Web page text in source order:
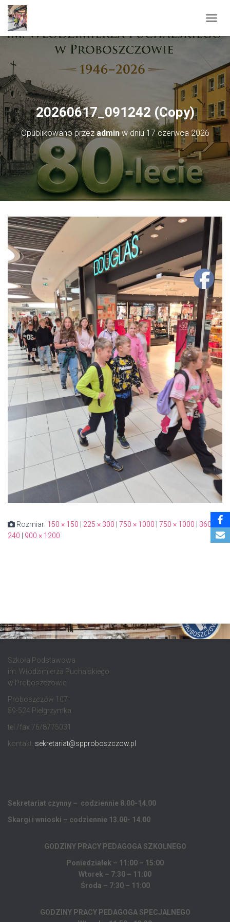
20260617_091242 (Copy)
Opublikowano przezadminw dniu17 czerwca 2026
Rozmiar: 150 × 150 225 × 300 750 × 1000 750 × 1000
360 ×
240
900 × 1200
Szkoła Podstawowa
im. Włodzimierza Puchalskiego
w Proboszczowie
Proboszczów 107
59-524 Pielgrzymka
tel./fax 76/8775031
kontakt: sekretariat@spproboszczow.pl
Sekretariat czynny – codziennie 8.00-14.00
Skargi i wnioski – codziennie 13.00- 14.00
GODZINY PRACY PEDAGOGA SZKOLNEGO
Poniedziałek – 11:00 – 15:00
Wtorek – 7:30 – 11:00
Środa – 7:30 – 11:00
GODZINY PRACY PEDAGOGA SPECJALNEGO